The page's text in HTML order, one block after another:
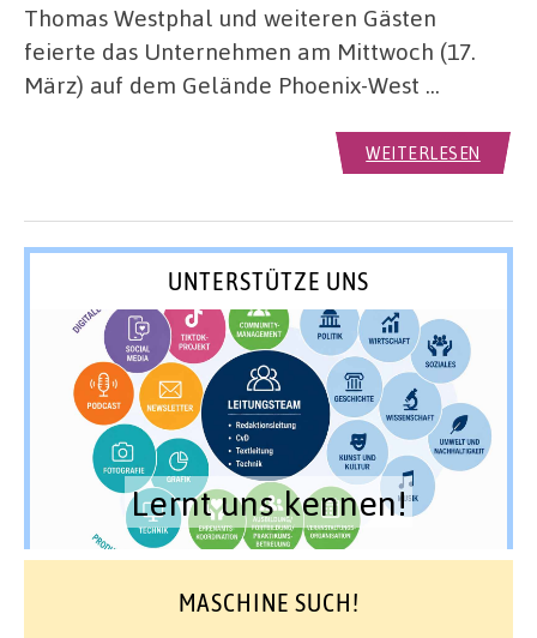
Thomas Westphal und weiteren Gästen
feierte das Unternehmen am Mittwoch (17.
März) auf dem Gelände Phoenix-West …
WEITERLESEN
UNTERSTÜTZE UNS
Lernt uns kennen!
MASCHINE SUCH!